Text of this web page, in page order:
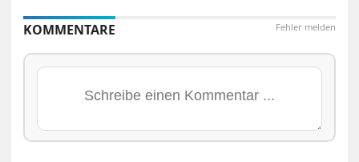
Fehler melden
KOMMENTARE